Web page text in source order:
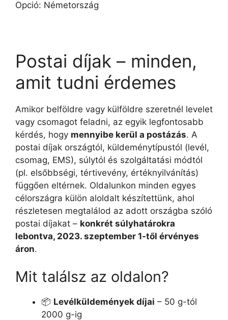
Opció: Németország
Postai díjak – minden,
amit tudni érdemes
Amikor belföldre vagy külföldre szeretnél levelet
vagy csomagot feladni, az egyik legfontosabb
kérdés, hogy mennyibe kerül a postázás. A
postai díjak országtól, küldeménytípustól (levél,
csomag, EMS), súlytól és szolgáltatási módtól
(pl. elsőbbségi, tértivevény, értéknyilvánítás)
függően eltérnek. Oldalunkon minden egyes
célországra külön aloldalt készítettünk, ahol
részletesen megtalálod az adott országba szóló
postai díjakat – konkrét súlyhatárokra
lebontva, 2023. szeptember 1-től érvényes
áron.
Mit találsz az oldalon?
📦 Levélküldemények díjai – 50 g-tól
2000 g-ig